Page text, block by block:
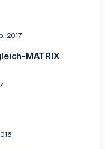
2017
MATRIX